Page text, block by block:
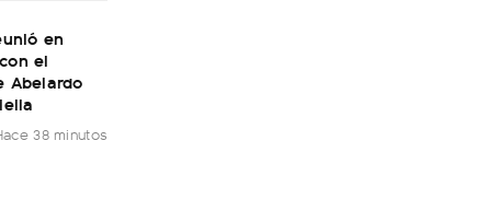
en
el
Abelardo
38 minutos